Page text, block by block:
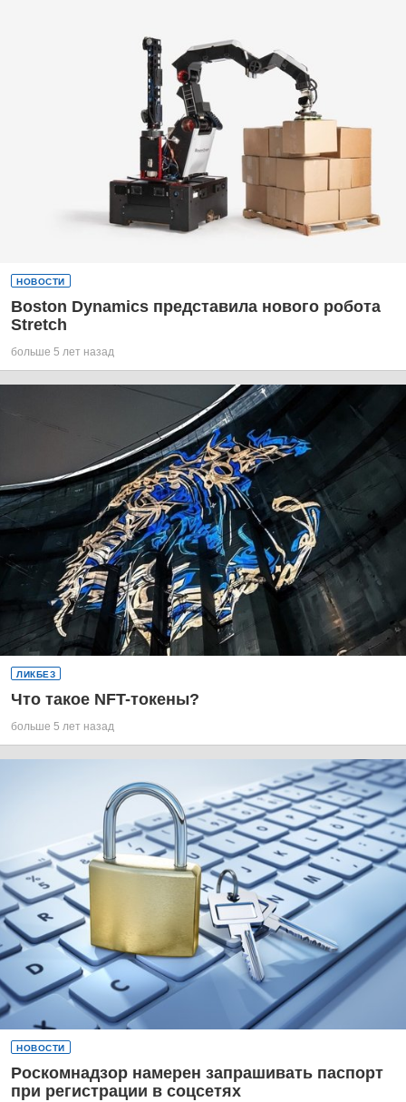
НОВОСТИ
Boston Dynamics представила нового робота
Stretch
больше 5 лет назад
ЛИКБЕЗ
Что такое NFT-токены?
больше 5 лет назад
НОВОСТИ
Роскомнадзор намерен запрашивать паспорт
при регистрации в соцсетях